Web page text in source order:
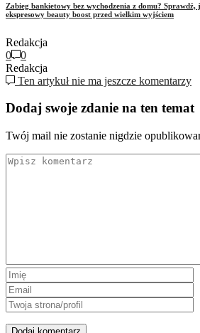
Zabieg bankietowy bez wychodzenia z domu? Sprawdź,
ekspresowy beauty boost przed wielkim wyjściem
Redakcja
0
0
Redakcja
Ten artykuł nie ma jeszcze komentarzy
Dodaj swoje zdanie na ten temat
Twój mail nie zostanie nigdzie